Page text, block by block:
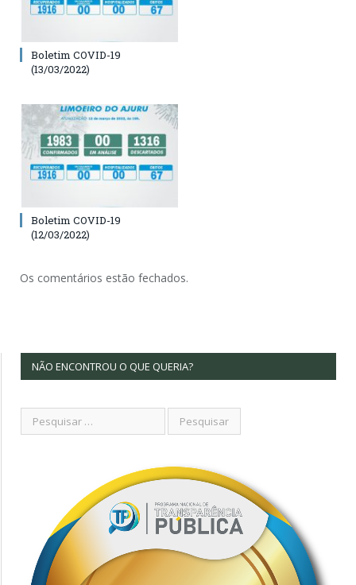
Boletim COVID-19
(13/03/2022)
Boletim COVID-19
(12/03/2022)
Os comentários estão fechados.
NÃO ENCONTROU O QUE QUERIA?